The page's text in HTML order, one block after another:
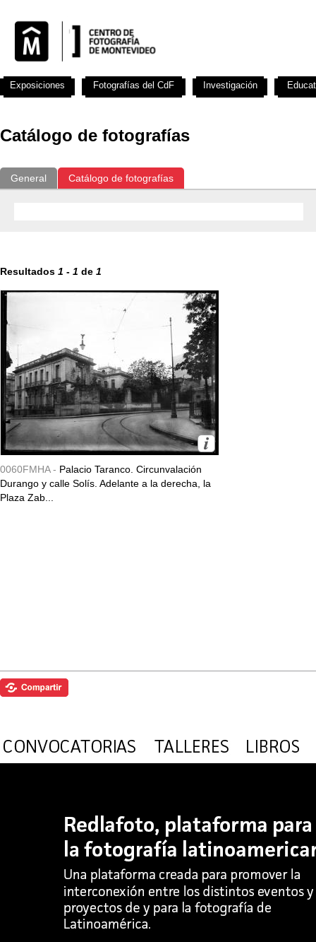
Catálogo de fotografías
General Catálogo de fotografías
Resultados 1 - 1 de 1
0060FMHA - Palacio Taranco. Circunvalación
Durango y calle Solís. Adelante a la derecha, la
Plaza Zab...
Exposiciones Fotografías del CdF Investigación